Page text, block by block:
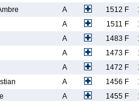
A 1512 F
A 1511 F
A 1483 F
A 1473 F
A 1472 F
A 1456 F
A 1455 F